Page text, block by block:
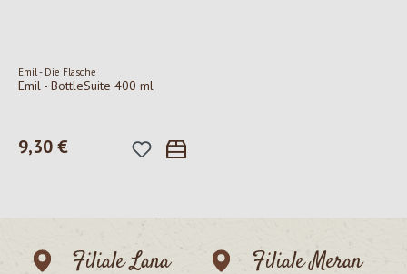
Emil - Die Flasche
Emil - BottleSuite 400 ml
Regulärer Preis:
9,30 €
Filiale Lana
Filiale Meran